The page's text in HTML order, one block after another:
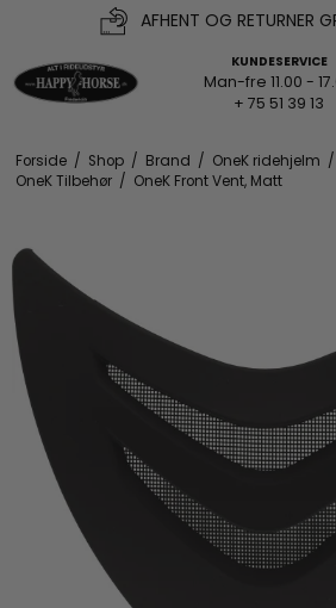
AFHENT OG RETURNER
KUNDESERVICE
Man-fre 11.00 -
+ 75 51 39 13
Forside / Shop / Brand / OneK ridehjelm /
OneK Tilbehør / OneK Front Vent, Matt